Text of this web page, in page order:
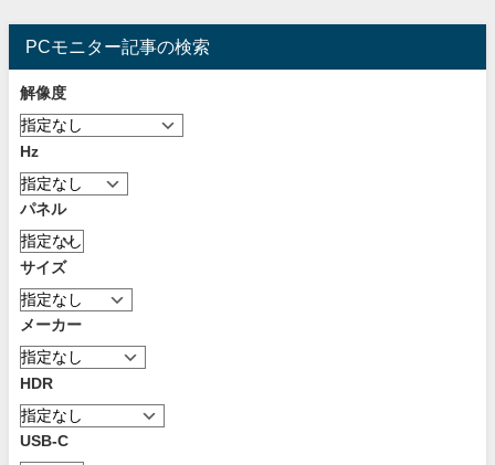
PCモニター記事の検索
解像度
Hz
パネル
サイズ
メーカー
HDR
USB-C